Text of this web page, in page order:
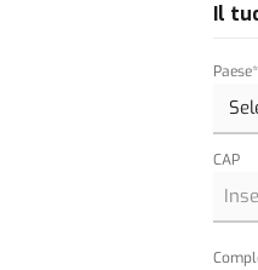
Il
Paese*
CAP